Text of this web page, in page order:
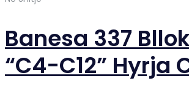
Banesa 337
“C4-C12” Hyrja